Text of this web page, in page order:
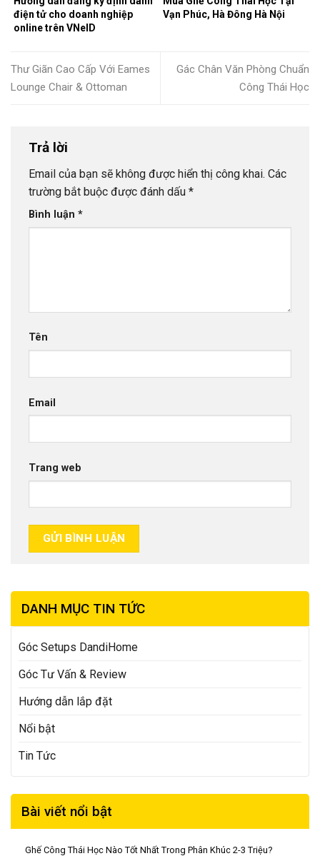
điện tử cho doanh nghiệp
online trên VNeID
Vạn Phúc, Hà Đông Hà Nội
Thư Giãn Cao Cấp Với Eames
Lounge Chair & Ottoman
Gác Chân Văn Phòng Chuẩn
Công Thái Học
Trả lời
Email của bạn sẽ không được hiển thị công khai. Các
trường bắt buộc được đánh dấu *
Bình luận *
Tên
Email
Trang web
DANH MỤC TIN TỨC
Góc Setups DandiHome
Góc Tư Vấn & Review
Hướng dẫn lắp đặt
Nổi bật
Tin Tức
Bài viết nổi bật
Ghế Công Thái Học Nào Tốt Nhất Trong Phân Khúc 2-3 Triệu?